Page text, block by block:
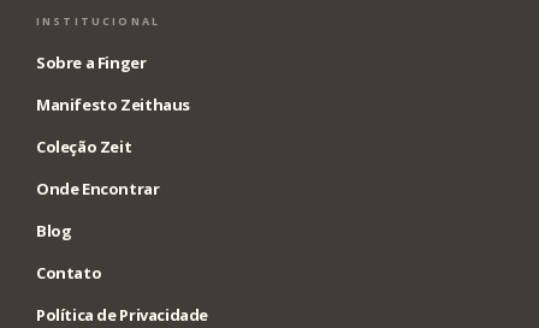
INSTITUCIONAL
Sobre a Finger
Manifesto Zeithaus
Coleção Zeit
Onde Encontrar
Blog
Contato
Política de Privacidade